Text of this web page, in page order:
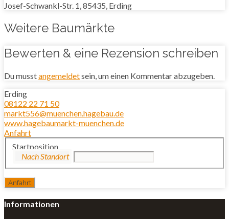
Josef-Schwankl-Str. 1, 85435, Erding
Weitere Baumärkte
Bewerten & eine Rezension schreiben
Du musstangemeldetsein, um einen Kommentar abzugeben.
Erding
08122 22 71 50
markt556@muenchen.hagebau.de
www.hagebaumarkt-muenchen.de
Anfahrt
Startposition
Informationen